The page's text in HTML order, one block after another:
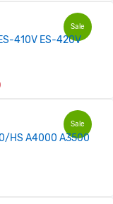
Sale
410V ES-420V
Sale
HS A4000 A3500